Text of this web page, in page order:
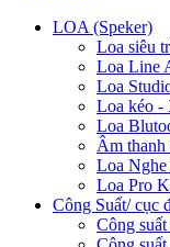
LOA (Speker)
Loa siêu
Loa Line
Loa
Loa kéo -
Loa
Âm
Loa
Loa Pro
Công Suất/ cục
Công